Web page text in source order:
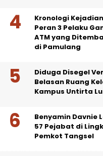
Kronologi
Peran 3 Pelaku
ATM yang
di Pamulang
Diduga Disegel
Belasan Ruang
Kampus Untirta
Benyamin Davnie
57 Pejabat di
Pemkot Tangsel